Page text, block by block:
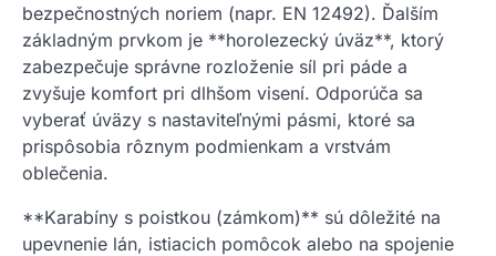
bezpečnostných noriem (napr. EN 12492). Ďalším
základným prvkom je **horolezecký úväz**, ktorý
zabezpečuje správne rozloženie síl pri páde a
zvyšuje komfort pri dlhšom visení. Odporúča sa
vyberať úväzy s nastaviteľnými pásmi, ktoré sa
prispôsobia rôznym podmienkam a vrstvám
oblečenia.
**Karabíny s poistkou (zámkom)** sú dôležité na
upevnenie lán, istiacich pomôcok alebo na spojenie